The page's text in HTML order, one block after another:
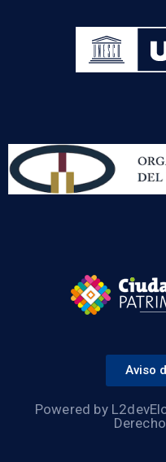
Aviso
Powered by